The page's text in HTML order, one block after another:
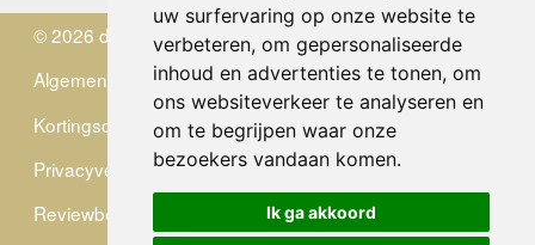
uw surfervaring op onze website te
verbeteren, om gepersonaliseerde
inhoud en advertenties te tonen, om
ons websiteverkeer te analyseren en
om te begrijpen waar onze
bezoekers vandaan komen.
Ik ga akkoord
© 2026 de Zwerver
Algemene Voorwaarden
Kortingscode
Privacyverklaring
Reviewbeleid